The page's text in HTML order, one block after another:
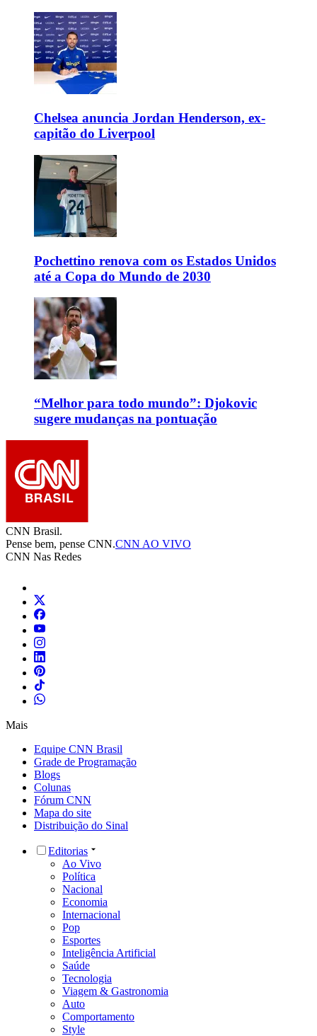
Chelsea anuncia Jordan Henderson, ex-
capitão do Liverpool
Pochettino renova com os Estados Unidos
até a Copa do Mundo de 2030
“Melhor para todo mundo”: Djokovic
sugere mudanças na pontuação
CNN Brasil.
Pense bem, pense CNN.CNN AO VIVO
CNN Nas Redes
Mais
Equipe CNN Brasil
Grade de Programação
Blogs
Colunas
Fórum CNN
Mapa do site
Distribuição do Sinal
Editorias
Ao Vivo
Política
Nacional
Economia
Internacional
Pop
Esportes
Inteligência Artificial
Saúde
Tecnologia
Viagem & Gastronomia
Auto
Comportamento
Style